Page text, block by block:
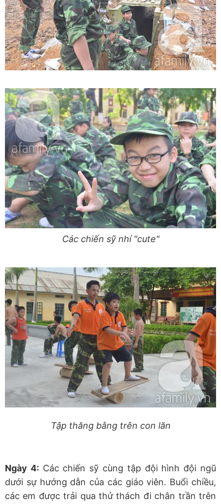
Các chiến sỹ nhí "cute"
Tập thăng bằng trên con lăn
Ngày 4: Các chiến sỹ cùng tập đội hình đội ngũ
dưới sự hướng dẫn của các giáo viên. Buổi chiều,
các em được trải qua thử thách đi chân trần trên